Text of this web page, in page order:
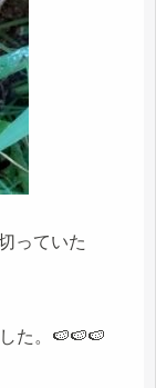
っていた
た。🍉🍉🍉